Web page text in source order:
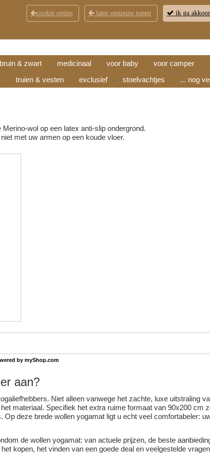
KLANTENSERVICE CONTACT OPENINGSTIJDEN
bruin & zwart medicinaal voor baby voor camper
truien & vesten exclusief ▼ stoelvachtjes ... nog
wol op een latex anti-slip ondergrond.
met uw armen op een koude vloer.
by myShop.com
aan?
Niet alleen vanwege het zachte, luxe uitstraling
materiaal. Specifiek het extra ruime formaat van 90x200 cm
deze brede wollen yogamat ligt u echt veel comfortabeler:
de wollen yogamat: van actuele prijzen, de beste
kopen, het vinden van een goede deal en veelgestelde
cookie opties later opnieuw tonen ik ga